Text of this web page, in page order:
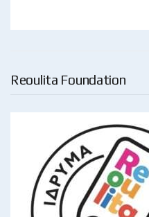
Reoulita Foundation